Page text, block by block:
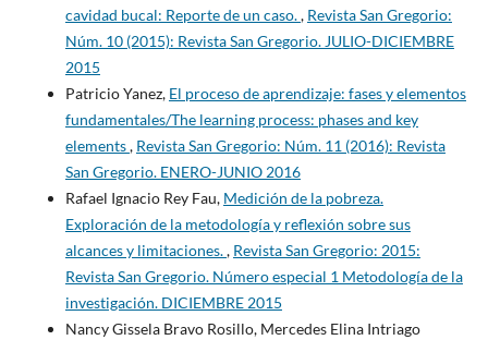
cavidad bucal: Reporte de un caso., Revista San Gregorio:
Núm. 10 (2015): Revista San Gregorio. JULIO-DICIEMBRE
2015
Patricio Yanez, El proceso de aprendizaje: fases y elementos
fundamentales/The learning process: phases and key
elements, Revista San Gregorio: Núm. 11 (2016): Revista
San Gregorio. ENERO-JUNIO 2016
Rafael Ignacio Rey Fau, Medición de la pobreza.
Exploración de la metodología y reflexión sobre sus
alcances y limitaciones., Revista San Gregorio: 2015:
Revista San Gregorio. Número especial 1 Metodología de la
investigación. DICIEMBRE 2015
Nancy Gissela Bravo Rosillo, Mercedes Elina Intriago